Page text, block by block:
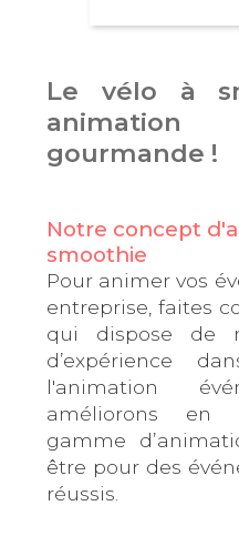
Le vélo à
gourmande !
Notre concept
smoothie
Pour animer vos
entreprise, faites
qui dispose de
d’expérience
l'animation
améliorons en
gamme
être pour des
réussis.